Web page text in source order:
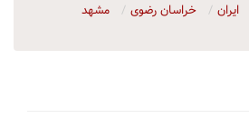
ایران خراسان رضوی
مشهد